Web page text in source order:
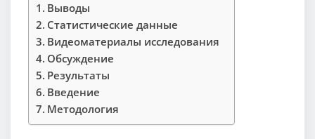
Выводы
Статистические данные
Видеоматериалы исследования
Обсуждение
Результаты
Введение
Методология